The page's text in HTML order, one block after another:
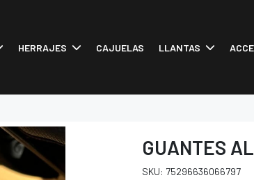
HERRAJES CAJUELAS LLANTAS
GUANTES
SKU: 75296636066797